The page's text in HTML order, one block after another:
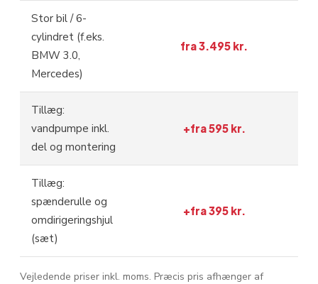
Stor bil / 6-
cylindret (f.eks.
BMW 3.0,
Mercedes)
fra 3.495 kr.
Tillæg:
vandpumpe inkl.
del og montering
+fra 595 kr.
Tillæg:
spænderulle og
omdirigeringshjul
(sæt)
+fra 395 kr.
Vejledende priser inkl. moms. Præcis pris afhænger af